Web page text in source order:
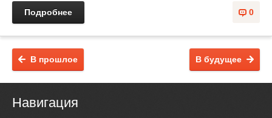
0
Подробнее
В будущее
В прошлое
Навигация